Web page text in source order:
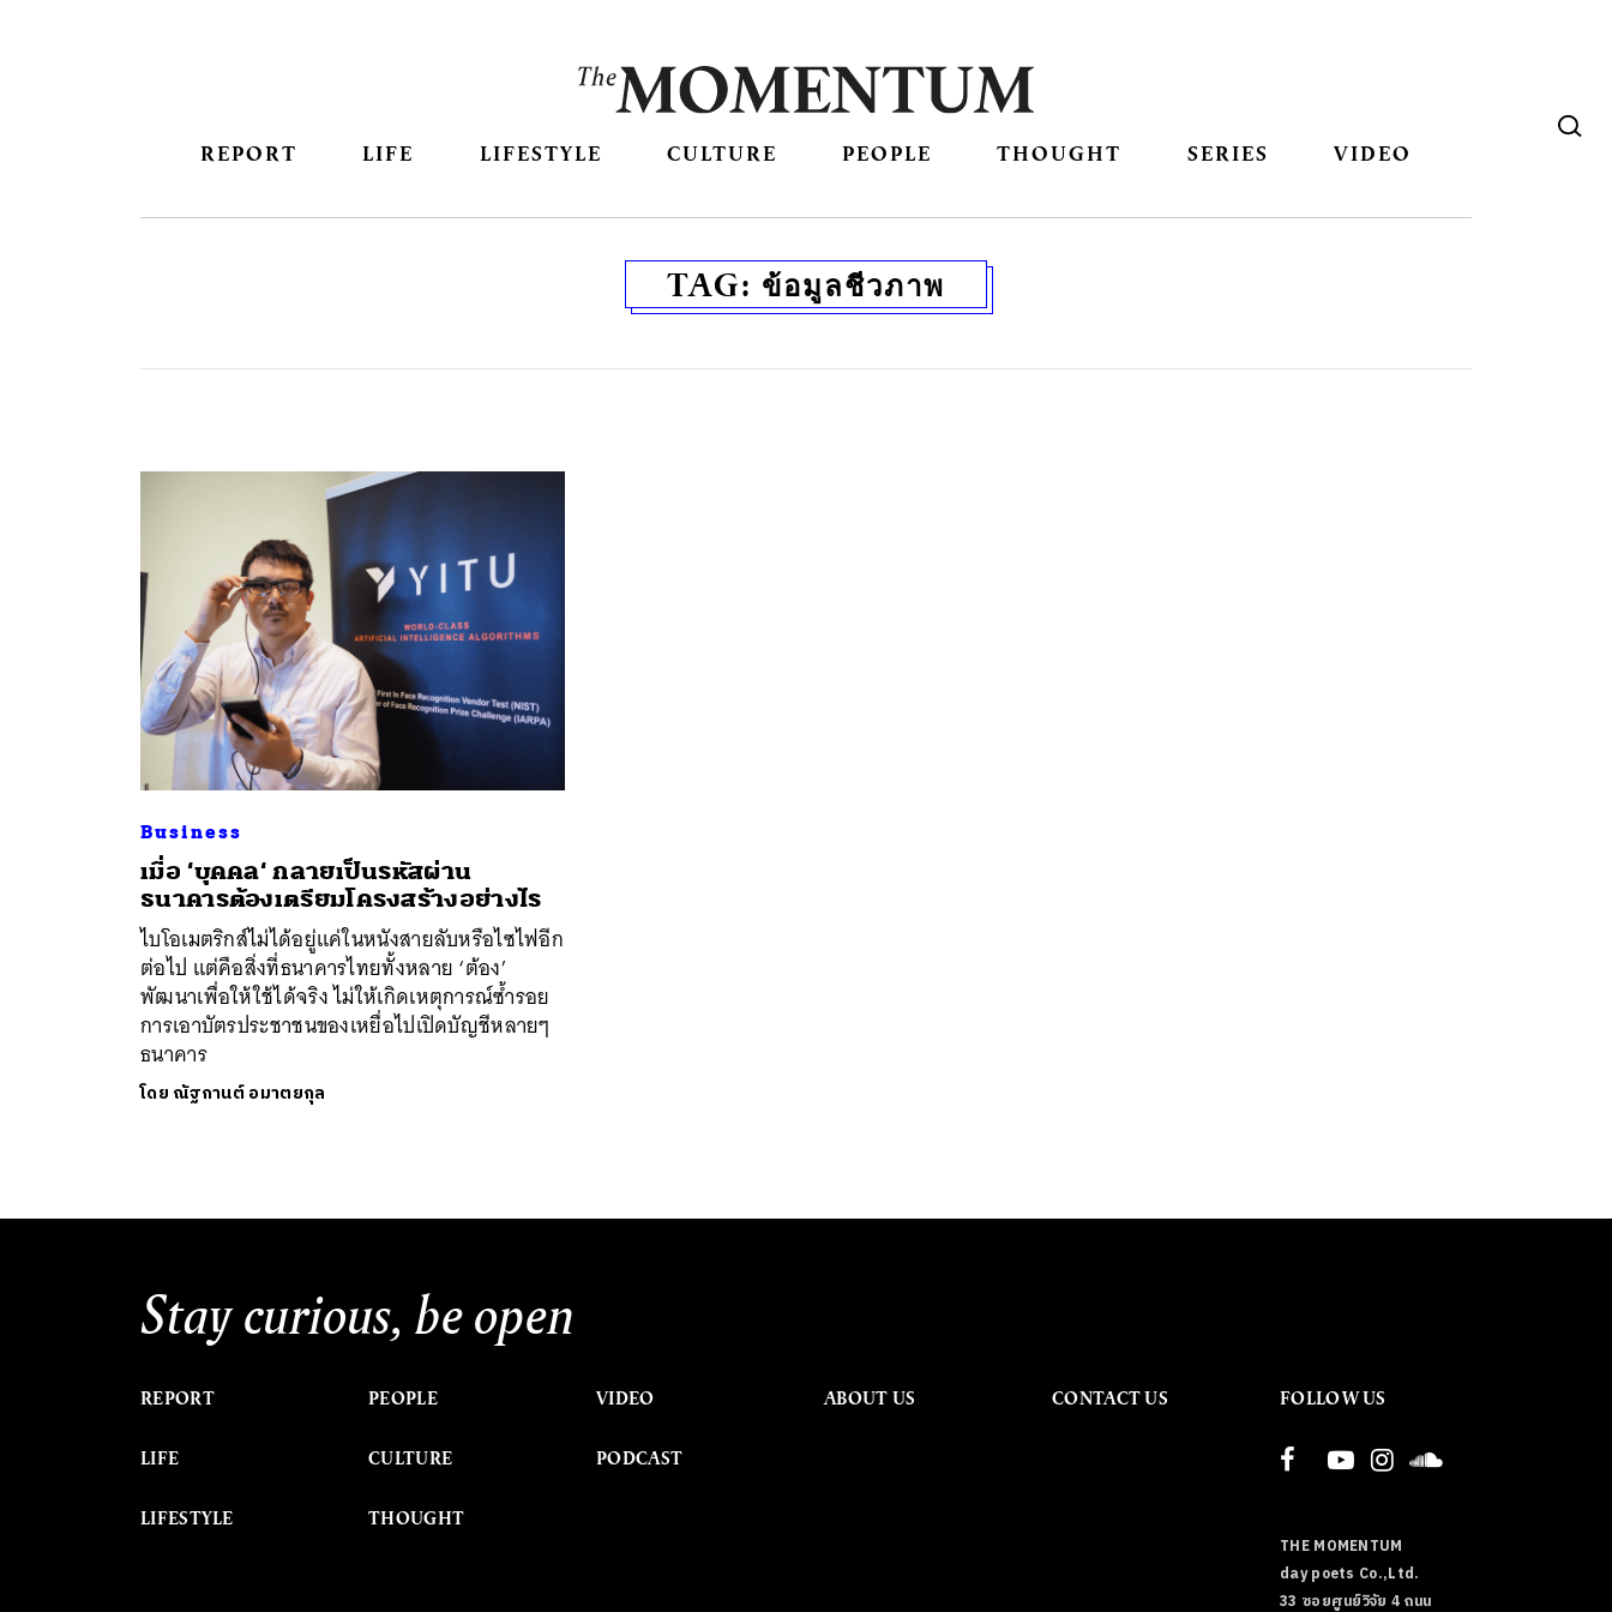
REPORT LIFE LIFESTYLE CULTURE PEOPLE THOUGHT SERIES VIDEO
TAG: ข้อมูลชีวภาพ
Business
เมื่อ ‘บุคคล‘ กลายเป็นรหัสผ่าน
ธนาคารต้องเตรียมโครงสร้างอย่างไร
ไบโอเมตริกส์ไม่ได้อยู่แค่ในหนังสายลับหรือไซไฟอีก
ต่อไป แต่คือสิ่งที่ธนาคารไทยทั้งหลาย ‘ต้อง’
พัฒนาเพื่อให้ใช้ได้จริง ไม่ให้เกิดเหตุการณ์ซ้ำรอย
การเอาบัตรประชาชนของเหยื่อไปเปิดบัญชีหลายๆ
ธนาคาร
โดย ณัฐกานต์ อมาตยกุล
Stay curious, be open
REPORT
LIFE
LIFESTYLE
PEOPLE
CULTURE
THOUGHT
VIDEO
PODCAST
ABOUT US CONTACT US FOLLOW US
THE MOMENTUM
day poets Co.,Ltd.
33 ซอยศูนย์วิจัย 4 ถนน
ค้นหา